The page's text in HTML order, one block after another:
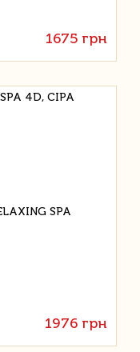
1675 грн
4D, СІРА
1976 грн